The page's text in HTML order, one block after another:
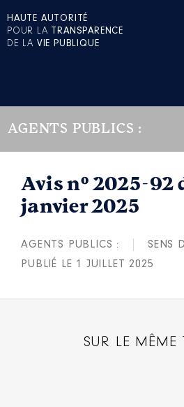
HAUTE AUTORITÉ
POUR LA TRANSPARENCE
DE LA VIE PUBLIQUE
AGENTS PUBLICS :
Avis n° 2025-92
janvier 2025
AGENTS PUBLICS :
SENS
PUBLIÉ LE 1 JUILLET 2025
SUR LE MÊME